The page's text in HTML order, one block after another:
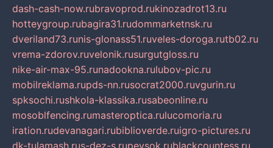
dash-cash-now.rubravoprod.rukinozadrot13.ru
hotteygroup.rubagira31.rudommarketnsk.ru
dveriland73.runis-glonass51.ruveles-doroga.rutb02.ru
vrema-zdorov.ruvelonik.rusurgutgloss.ru
nike-air-max-95.runadookna.rulubov-pic.ru
mobilreklama.rupds-nn.rusocrat2000.ruvgurin.ru
spksochi.rushkola-klassika.rusabeonline.ru
mosoblfencing.rumasteroptica.rulucomoria.ru
iration.rudevanagari.rubiblioverde.ruigro-pictures.ru
dk-tulamash.rus-dez-s.rupeysok.rublackcountess.ru